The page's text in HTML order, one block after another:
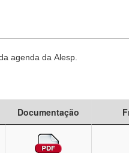
agenda da Alesp.
Documentação